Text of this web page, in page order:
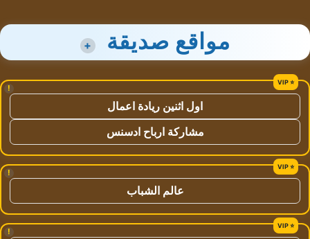
مواقع صديقة +
!
اول اثنين ريادة اعمال
مشاركة ارباح ادسنس
!
عالم الشباب
!